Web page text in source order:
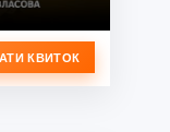
КВИТОК